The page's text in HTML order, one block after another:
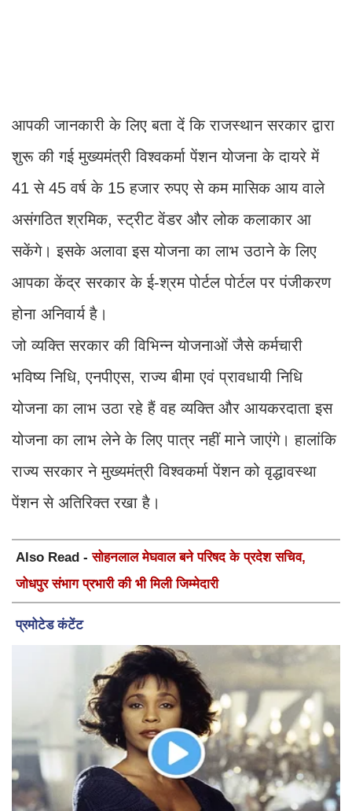
आपकी जानकारी के लिए बता दें कि राजस्थान सरकार द्वारा
शुरू की गई मुख्यमंत्री विश्वकर्मा पेंशन योजना के दायरे में
41 से 45 वर्ष के 15 हजार रुपए से कम मासिक आय वाले
असंगठित श्रमिक, स्ट्रीट वेंडर और लोक कलाकार आ
सकेंगे। इसके अलावा इस योजना का लाभ उठाने के लिए
आपका केंद्र सरकार के ई-श्रम पोर्टल पोर्टल पर पंजीकरण
होना अनिवार्य है।
जो व्यक्ति सरकार की विभिन्न योजनाओं जैसे कर्मचारी
भविष्य निधि, एनपीएस, राज्य बीमा एवं प्रावधायी निधि
योजना का लाभ उठा रहे हैं वह व्यक्ति और आयकरदाता इस
योजना का लाभ लेने के लिए पात्र नहीं माने जाएंगे। हालांकि
राज्य सरकार ने मुख्यमंत्री विश्वकर्मा पेंशन को वृद्धावस्था
पेंशन से अतिरिक्त रखा है।
Also Read -सोहनलाल मेघवाल बने परिषद के प्रदेश सचिव,
जोधपुर संभाग प्रभारी की भी मिली जिम्मेदारी